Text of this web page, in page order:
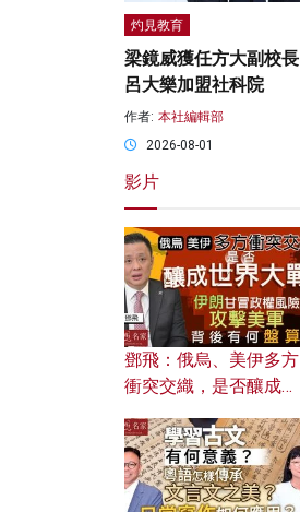
灼見教育
梁鏡威獲任方大副校長
呂大樂加盟社科院
作者: 本社編輯部
2026-08-01
影片
鄧飛：俄烏、美伊多方
衝突交織，是否釀成世
風險攻擊美軍，背後有
何盤算？